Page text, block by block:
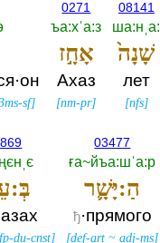
08141
ша:нˌа:‎
שָׁנָה֙
лет
[nfs]
0271
ъа:хˈа:з
אָחָ֣ז
Ахаз
[nm-pr]
sf]
03477
ға~йъа:шˈа:р
הַ:יָּשָׁ֛ר
ђ·прямого
[def-art ~adj-ms]
du-cnst]